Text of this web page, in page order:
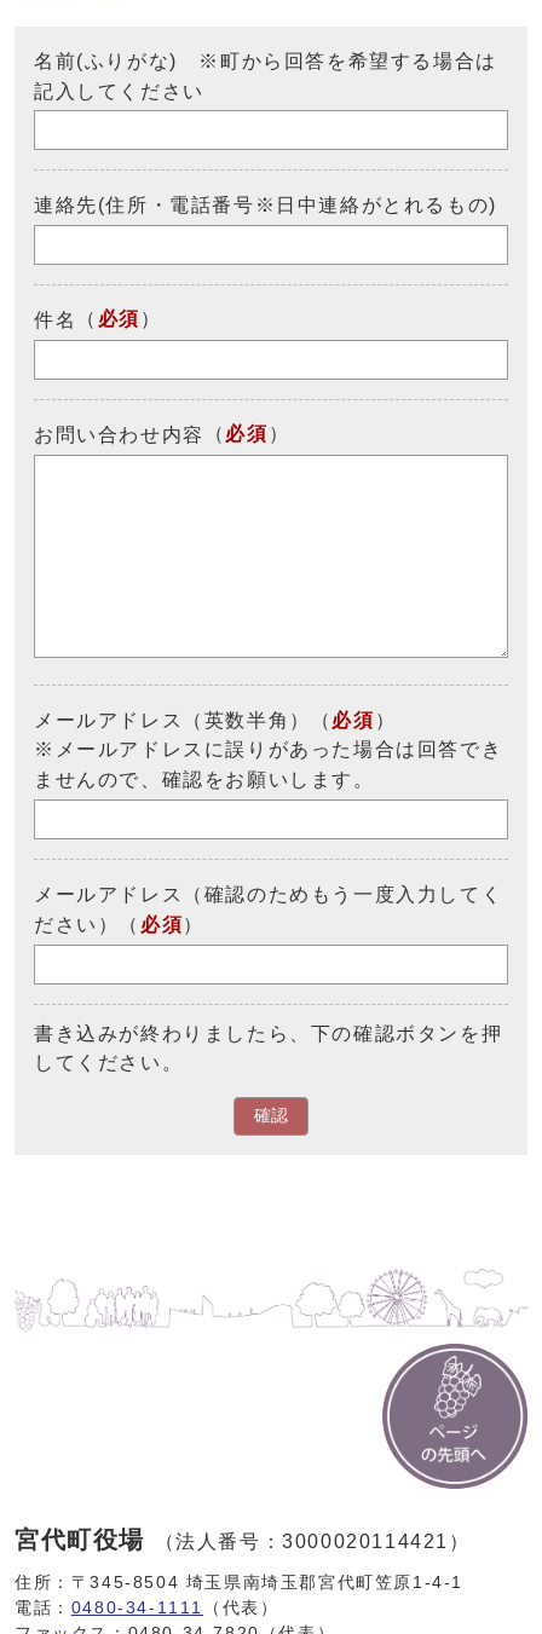
名前(ふりがな) ※町から回答を希望する場合は
記入してください
連絡先(住所・電話番号※日中連絡がとれるもの)
件名 （ 必須 ）
お問い合わせ内容 （ 必須 ）
メールアドレス（英数半角）（ 必須 ）
※メールアドレスに誤りがあった場合は回答でき
ませんので、確認をお願いします。
メールアドレス（確認のためもう一度入力してく
ださい）（ 必須）
書き込みが終わりましたら、下の確認ボタンを押
してください。
確認
宮代町役場 （法人番号：3000020114421）
住所：〒345-8504 埼玉県南埼玉郡宮代町笠原1-4-1
電話： 0480-34-1111
（代表）